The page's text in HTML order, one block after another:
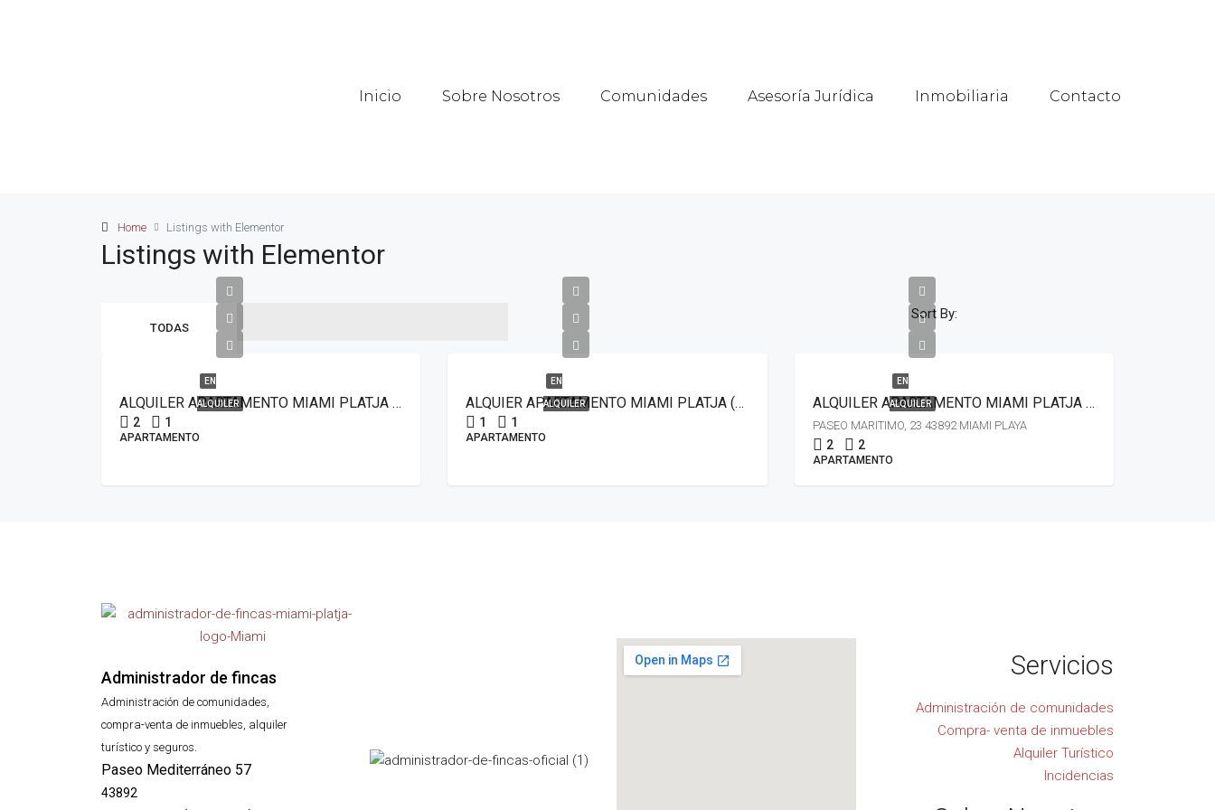
Inicio Sobre Nosotros Comunidades Asesoría Jurídica Inmobiliaria Contacto
Home Listings with Elementor
Listings with Elementor
TODAS
Sort By:
EN
ALQUILER ALQUILER APARTAMENTO MIAMI PLATJA (MIMOSAS-ANITA)
2 1
APARTAMENTO
EN
ALQUILER ALQUIER APARTAMENTO MIAMI PLATJA (MP-MARGARITA)
1 1
APARTAMENTO
EN
ALQUILER ALQUILER APARTAMENTO MIAMI PLATJA (MM-THOMAS)
PASEO MARITIMO, 23 43892 MIAMI PLAYA
2 2
APARTAMENTO
Administrador de fincas
Administración de comunidades,
compra-venta de inmuebles, alquiler
turístico y seguros.
Paseo Mediterráneo 57
43892
Servicios
Administración de comunidades
Compra- venta de inmuebles
Alquiler Turístico
Incidencias